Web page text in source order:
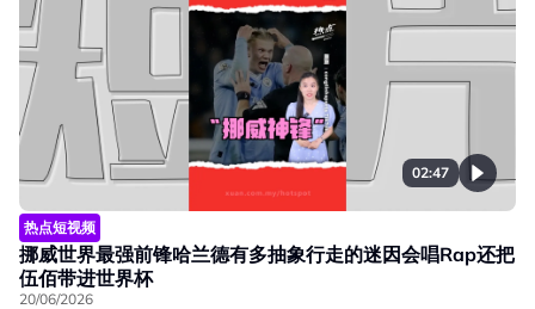
02:47
热点短视频
挪威世界最强前锋哈兰德有多抽象行走的迷因会唱Rap还把
伍佰带进世界杯
20/06/2026